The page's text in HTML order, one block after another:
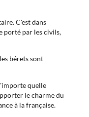
C'est dans
porté par les civils,
bérets sont
quelle
le charme du
à la française.